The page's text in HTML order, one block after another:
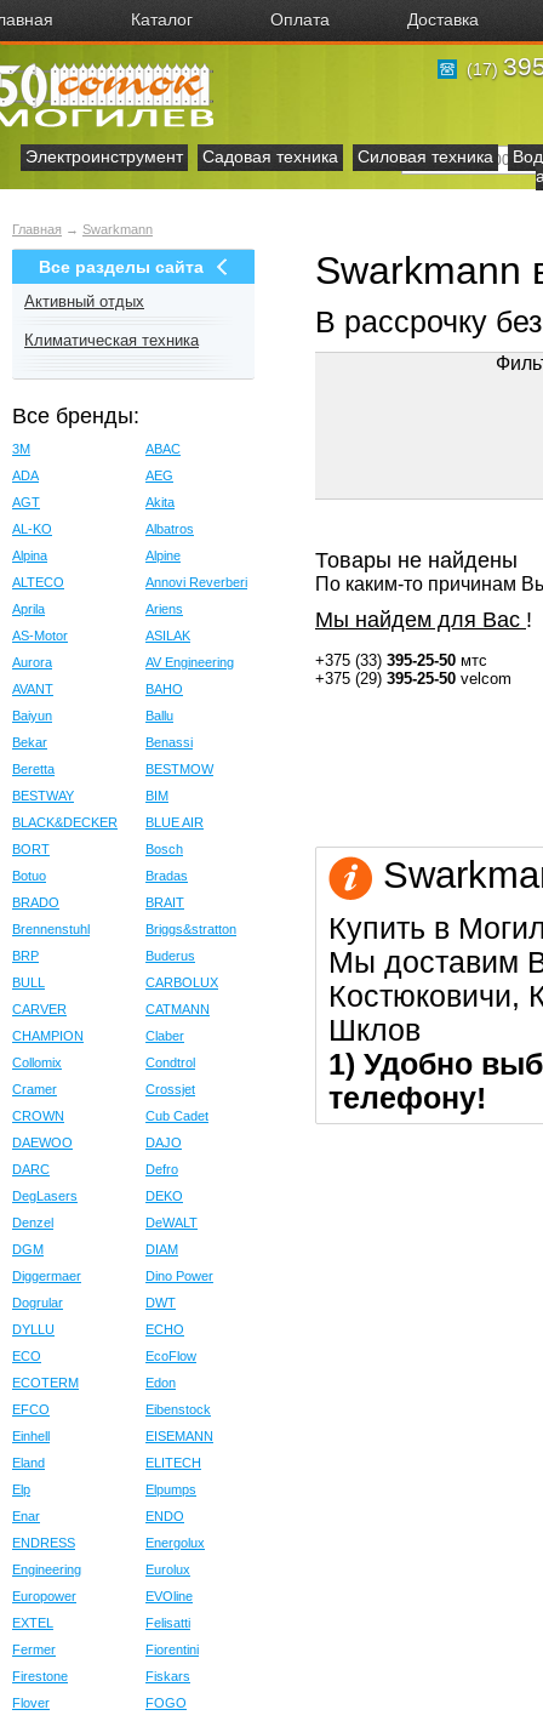
Каталог Оплата Доставка
(17)
Электроинструмент Садовая техника Силовая техника
Главная → Swarkmann
Все разделы сайта
Активный отдых
Климатическая техника
Все бренды:
3M
ABAC
ADA
AEG
AGT
Akita
AL-KO
Albatros
Alpina
Alpine
ALTECO
Annovi Reverberi
Aprila
Ariens
AS-Motor
ASILAK
Aurora
AV Engineering
AVANT
BAHO
Baiyun
Ballu
Bekar
Benassi
Beretta
BESTMOW
BESTWAY
BIM
BLACK&DECKER
BLUE AIR
BORT
Bosch
Botuo
Bradas
BRADO
BRAIT
Brennenstuhl
Briggs&stratton
BRP
Buderus
BULL
CARBOLUX
CARVER
CATMANN
CHAMPION
Claber
Collomix
Condtrol
Cramer
Crossjet
CROWN
Cub Cadet
DAEWOO
DAJO
DARC
Defro
DegLasers
DEKO
Denzel
DeWALT
DGM
DIAM
Diggermaer
Dino Power
Dogrular
DWT
DYLLU
ECHO
ECO
EcoFlow
ECOTERM
Edon
EFCO
Eibenstock
Einhell
EISEMANN
Eland
ELITECH
Elp
Elpumps
Enar
ENDO
ENDRESS
Energolux
Engineering
Eurolux
Europower
EVOline
EXTEL
Felisatti
Fermer
Fiorentini
Firestone
Fiskars
Flover
FOGO
Swarkmann
В рассрочку
Товары не найдены
По каким-то причинам
Мы найдем для Вас !
+375 (33) 395-25-50 мтс
+375 (29) 395-25-50 velcom
Купить в
Мы доставим
Костюковичи,
Шклов
1) Удобно
телефону!